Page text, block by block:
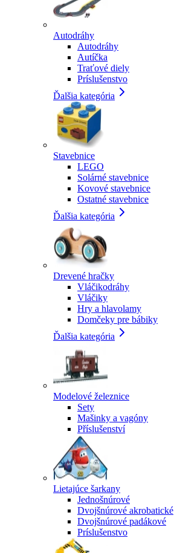
Autodráhy
Autodráhy
Autíčka
Traťové diely
Príslušenstvo
Ďalšia kategória
Stavebnice
LEGO
Solárné stavebnice
Kovové stavebnice
Ostatné stavebnice
Ďalšia kategória
Drevené hračky
Vláčikodráhy
Vláčiky
Hry a hlavolamy
Domčeky pre bábiky
Ďalšia kategória
Modelové železnice
Sety
Mašinky a vagóny
Příslušenství
Lietajúce šarkany
Jednošnúrové
Dvojšnúrové akrobatické
Dvojšnúrové padákové
Príslušenstvo